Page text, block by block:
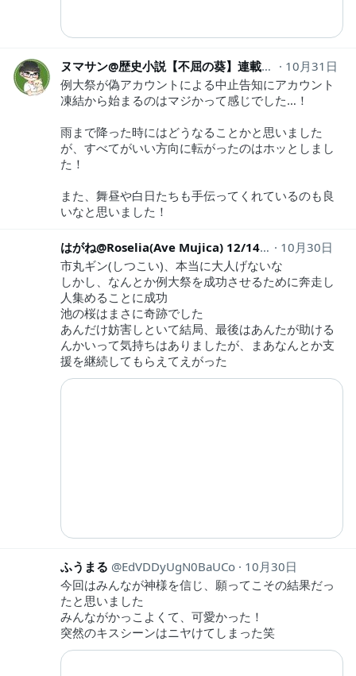
ヌマサン@歴史小説【不屈の葵】連載中！
10月31日
例大祭が偽アカウントによる中止告知にアカウント
凍結から始まるのはマジかって感じでした…！
雨まで降った時にはどうなることかと思いました
が、すべてがいい方向に転がったのはホッとしまし
た！
また、舞昼や白日たちも手伝ってくれているのも良
いなと思いました！
はがね@Roselia(Ave Mujica) 12/14 animetalive
10月30日
市丸ギン(しつこい)、本当に大人げないな
しかし、なんとか例大祭を成功させるために奔走し
人集めることに成功
池の桜はまさに奇跡でした
あんだけ妨害しといて結局、最後はあんたが助ける
んかいって気持ちはありましたが、まあなんとか支
援を継続してもらえてえがった
ふうまる EdVDDyUgN0BaUCo
10月30日
今回はみんなが神様を信じ、願ってこその結果だっ
たと思いました
みんながかっこよくて、可愛かった！
突然のキスシーンはニヤけてしまった笑